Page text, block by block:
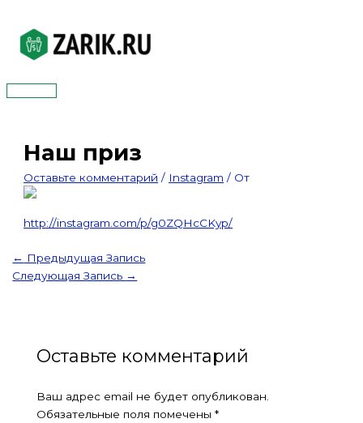
содержимому
Главное
Наш приз
Оставьте комментарий / Instagram / От
http://instagram.com/p/g0ZQHcCKyp/
← Предыдущая Запись
Следующая Запись →
Оставьте комментарий
Ваш адрес email не будет опубликован.
Обязательные поля помечены *